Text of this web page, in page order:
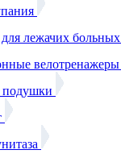
лежачих больных
велотренажеры